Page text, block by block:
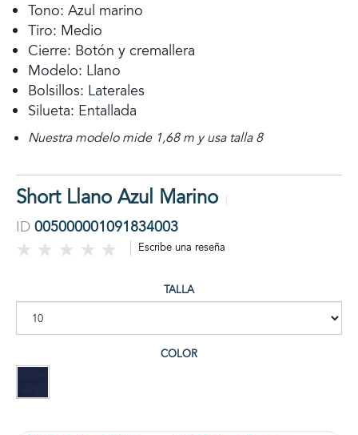
Tono: Azul marino
Tiro: Medio
Cierre: Botón y cremallera
Modelo: Llano
Bolsillos: Laterales
Silueta: Entallada
Nuestra modelo mide 1,68 m y usa talla 8
Short Llano Azul Marino
ID 005000001091834003
Escribe una reseña
TALLA
COLOR